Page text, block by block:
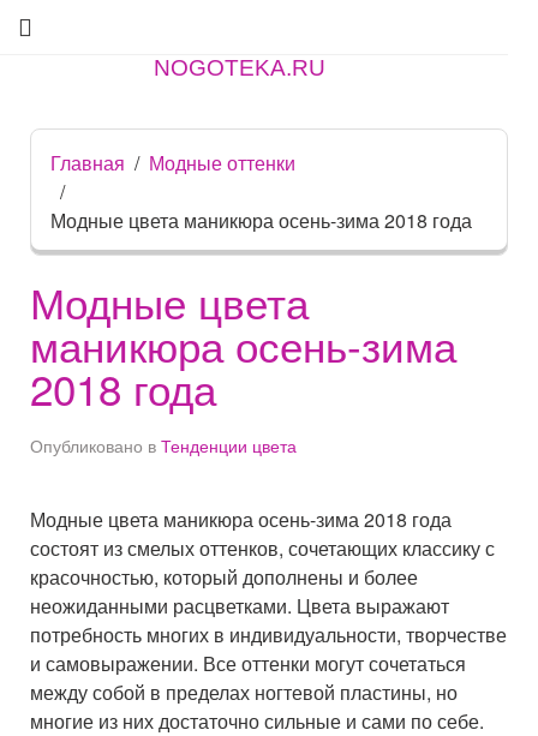
NOGOTEKA.RU
Главная Модные оттенки
Модные цвета маникюра осень-зима 2018 года
Модные цвета
маникюра осень-зима
2018 года
Опубликовано в Тенденции цвета
Модные цвета маникюра осень-зима 2018 года
состоят из смелых оттенков, сочетающих классику с
красочностью, который дополнены и более
неожиданными расцветками. Цвета выражают
потребность многих в индивидуальности, творчестве
и самовыражении. Все оттенки могут сочетаться
между собой в пределах ногтевой пластины, но
многие из них достаточно сильные и сами по себе.